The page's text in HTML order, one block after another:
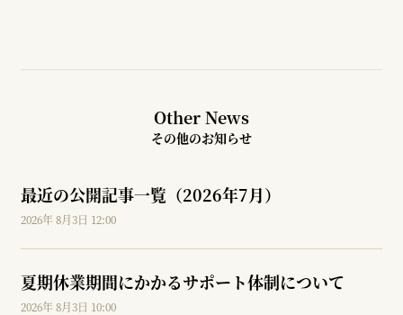
Other News
その他のお知らせ
最近の公開記事一覧（2026年7月）
2026年 8月3日 12:00
夏期休業期間にかかるサポート体制について
2026年 8月3日 10:00